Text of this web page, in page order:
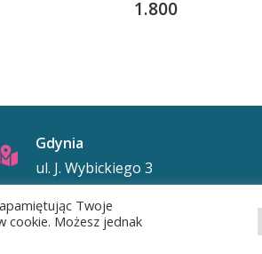
1.800
Gdynia
ul. J. Wybickiego 3
Twoje
cookie. Możesz jednak